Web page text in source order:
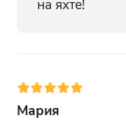
на яхте!
Мария